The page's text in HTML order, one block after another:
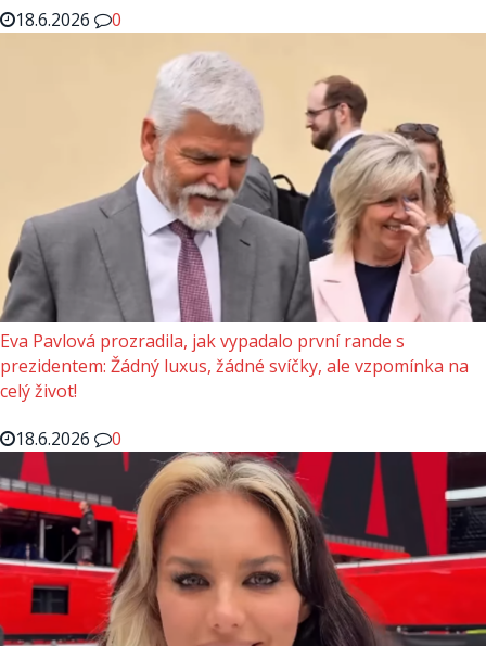
18.6.2026
0
Eva Pavlová prozradila, jak vypadalo první rande s
prezidentem: Žádný luxus, žádné svíčky, ale vzpomínka na
celý život!
18.6.2026
0